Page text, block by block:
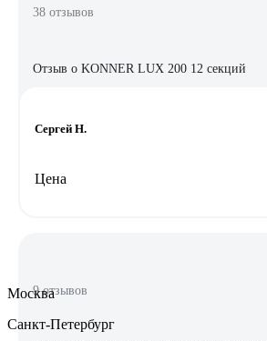
38 отзывов
Отзыв о KONNER LUX 200 12 секций
Сергей Н.
Цена
9 отзывов
Москва
Санкт-Петербург